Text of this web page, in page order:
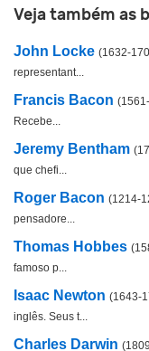
Veja também as
John Locke (1632-
representant...
Francis Bacon
Recebe...
Jeremy Bentham
que chefi...
Roger Bacon (1214-
pensadore...
Thomas Hobbes
famoso p...
Isaac Newton (1643-
inglês. Seus t...
Charles Darwin